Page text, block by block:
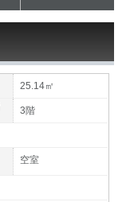
25.14㎡
3階
空室